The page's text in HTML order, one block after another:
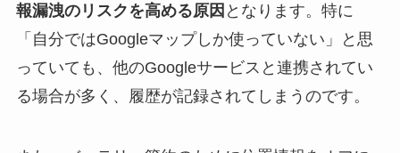
報漏洩のリスクを高める原因 となります。特に
「自分ではGoogleマップしか使っていない」と思
っていても、他のGoogleサービスと連携されてい
る場合が多く、履歴が記録されてしまうのです。